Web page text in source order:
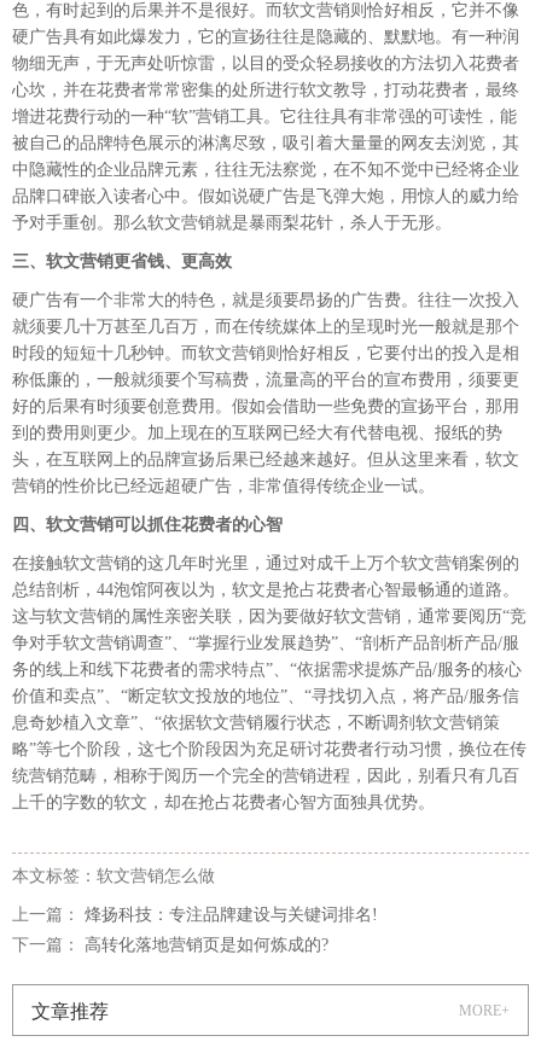
色，有时起到的后果并不是很好。而软文营销则恰好相反，它并不像
硬广告具有如此爆发力，它的宣扬往往是隐藏的、默默地。有一种润
物细无声，于无声处听惊雷，以目的受众轻易接收的方法切入花费者
心坎，并在花费者常常密集的处所进行软文教导，打动花费者，最终
增进花费行动的一种“软”营销工具。它往往具有非常强的可读性，能
被自己的品牌特色展示的淋漓尽致，吸引着大量量的网友去浏览，其
中隐藏性的企业品牌元素，往往无法察觉，在不知不觉中已经将企业
品牌口碑嵌入读者心中。假如说硬广告是飞弹大炮，用惊人的威力给
予对手重创。那么软文营销就是暴雨梨花针，杀人于无形。
三、软文营销更省钱、更高效
硬广告有一个非常大的特色，就是须要昂扬的广告费。往往一次投入
就须要几十万甚至几百万，而在传统媒体上的呈现时光一般就是那个
时段的短短十几秒钟。而软文营销则恰好相反，它要付出的投入是相
称低廉的，一般就须要个写稿费，流量高的平台的宣布费用，须要更
好的后果有时须要创意费用。假如会借助一些免费的宣扬平台，那用
到的费用则更少。加上现在的互联网已经大有代替电视、报纸的势
头，在互联网上的品牌宣扬后果已经越来越好。但从这里来看，软文
营销的性价比已经远超硬广告，非常值得传统企业一试。
四 、软文营销可以抓住花费者的心智
在接触软文营销的这几年时光里，通过对成千上万个软文营销案例的
总结剖析，44泡馆阿夜以为，软文是抢占花费者心智最畅通的道路。
这与软文营销的属性亲密关联，因为要做好软文营销，通常要阅历“竞
争对手软文营销调查”、“掌握行业发展趋势”、“剖析产品剖析产品/服
务的线上和线下花费者的需求特点”、“依据需求提炼产品/服务的核心
价值和卖点”、“断定软文投放的地位”、“寻找切入点，将产品/服务信
息奇妙植入文章”、“依据软文营销履行状态，不断调剂软文营销策
略”等七个阶段，这七个阶段因为充足研讨花费者行动习惯，换位在传
统营销范畴，相称于阅历一个完全的营销进程，因此，别看只有几百
上千的字数的软文，却在抢占花费者心智方面独具优势。
本文标签：软文营销怎么做
上一篇： 烽扬科技：专注品牌建设与关键词排名!
下一篇： 高转化落地营销页是如何炼成的?
文章推荐 MORE+